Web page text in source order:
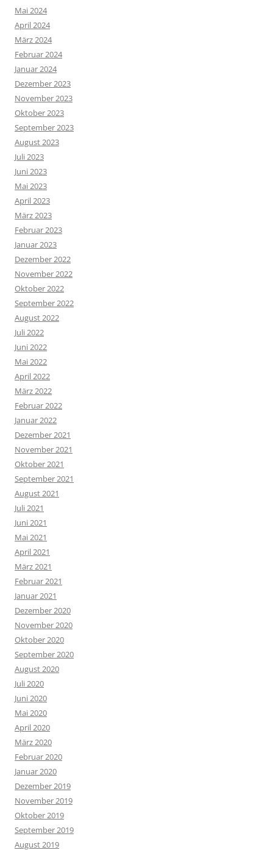
Mai 2024
April 2024
März 2024
Februar 2024
Januar 2024
Dezember 2023
November 2023
Oktober 2023
September 2023
August 2023
Juli 2023
Juni 2023
Mai 2023
April 2023
März 2023
Februar 2023
Januar 2023
Dezember 2022
November 2022
Oktober 2022
September 2022
August 2022
Juli 2022
Juni 2022
Mai 2022
April 2022
März 2022
Februar 2022
Januar 2022
Dezember 2021
November 2021
Oktober 2021
September 2021
August 2021
Juli 2021
Juni 2021
Mai 2021
April 2021
März 2021
Februar 2021
Januar 2021
Dezember 2020
November 2020
Oktober 2020
September 2020
August 2020
Juli 2020
Juni 2020
Mai 2020
April 2020
März 2020
Februar 2020
Januar 2020
Dezember 2019
November 2019
Oktober 2019
September 2019
August 2019